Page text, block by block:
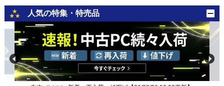
人気の特集・特売品